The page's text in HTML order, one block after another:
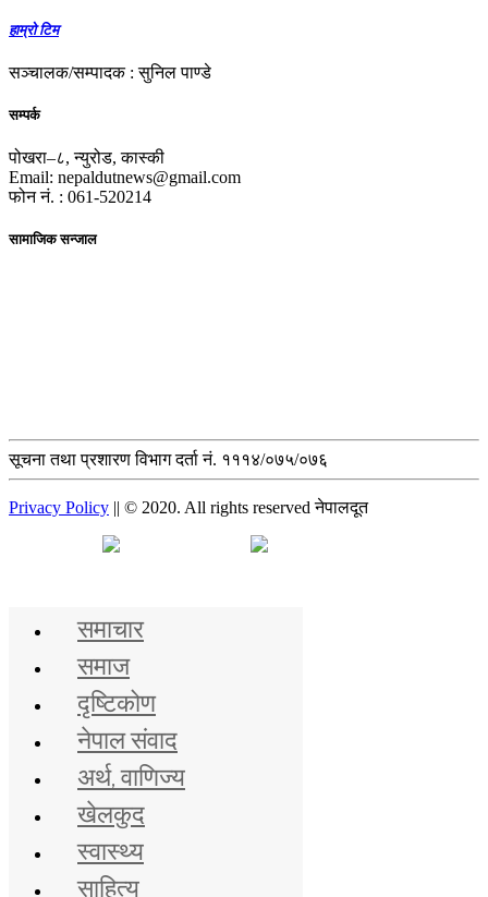
हाम्रो टिम
सञ्चालक/सम्पादक : सुनिल पाण्डे
सम्पर्क
पोखरा–८, न्युरोड, कास्की
Email: nepaldutnews@gmail.com
फोन नं. : 061-520214
सामाजिक सन्जाल
सूचना तथा प्रशारण विभाग दर्ता नं. १११४/०७५/०७६
Privacy Policy || © 2020. All rights reserved नेपालदूत
समाचार
समाज
दृष्टिकोण
नेपाल संवाद
अर्थ, वाणिज्य
खेलकुद
स्वास्थ्य
साहित्य